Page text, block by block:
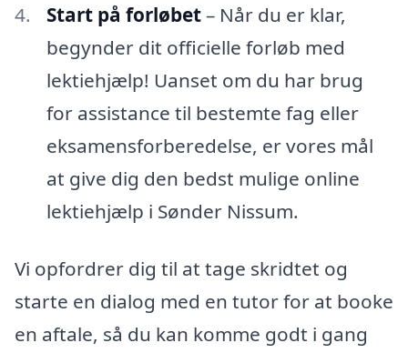
Start på forløbet– Når du er klar,
begynder dit officielle forløb med
lektiehjælp! Uanset om du har brug
for assistance til bestemte fag eller
eksamensforberedelse, er vores mål
at give dig den bedst mulige online
lektiehjælp i Sønder Nissum.
Vi opfordrer dig til at tage skridtet og
starte en dialog med en tutor for at booke
en aftale, så du kan komme godt i gang